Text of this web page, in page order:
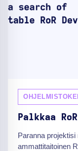
Palkkaa
Paranna
ammattitaitoinen